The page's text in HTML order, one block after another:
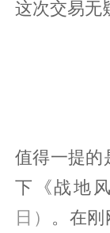
这次交易无
值得一提的
下《战地
日） 。在